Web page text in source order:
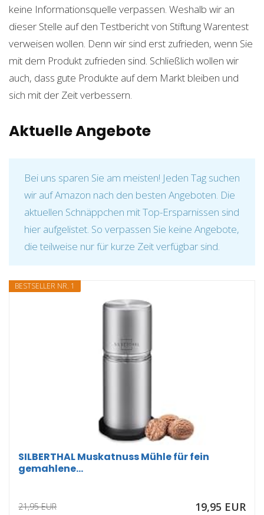
keine Informationsquelle verpassen. Weshalb wir an
dieser Stelle auf den Testbericht von Stiftung Warentest
verweisen wollen. Denn wir sind erst zufrieden, wenn Sie
mit dem Produkt zufrieden sind. Schließlich wollen wir
auch, dass gute Produkte auf dem Markt bleiben und
sich mit der Zeit verbessern.
Aktuelle Angebote
Bei uns sparen Sie am meisten! Jeden Tag suchen
wir auf Amazon nach den besten Angeboten. Die
aktuellen Schnäppchen mit Top-Ersparnissen sind
hier aufgelistet. So verpassen Sie keine Angebote,
die teilweise nur für kurze Zeit verfügbar sind.
BESTSELLER NR. 1
SILBERTHAL Muskatnuss Mühle für fein
gemahlene...
21,95 EUR 19,95 EUR